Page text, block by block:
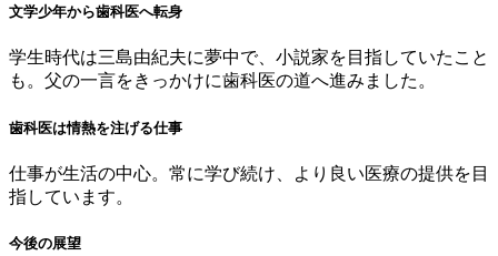
文学少年から歯科医へ転身
学生時代は三島由紀夫に夢中で、小説家を目指していたこと
も。父の一言をきっかけに歯科医の道へ進みました。
歯科医は情熱を注げる仕事
仕事が生活の中心。常に学び続け、より良い医療の提供を目
指しています。
今後の展望